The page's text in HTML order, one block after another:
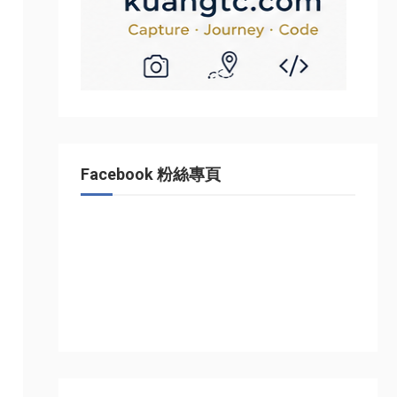
Facebook 粉絲專頁